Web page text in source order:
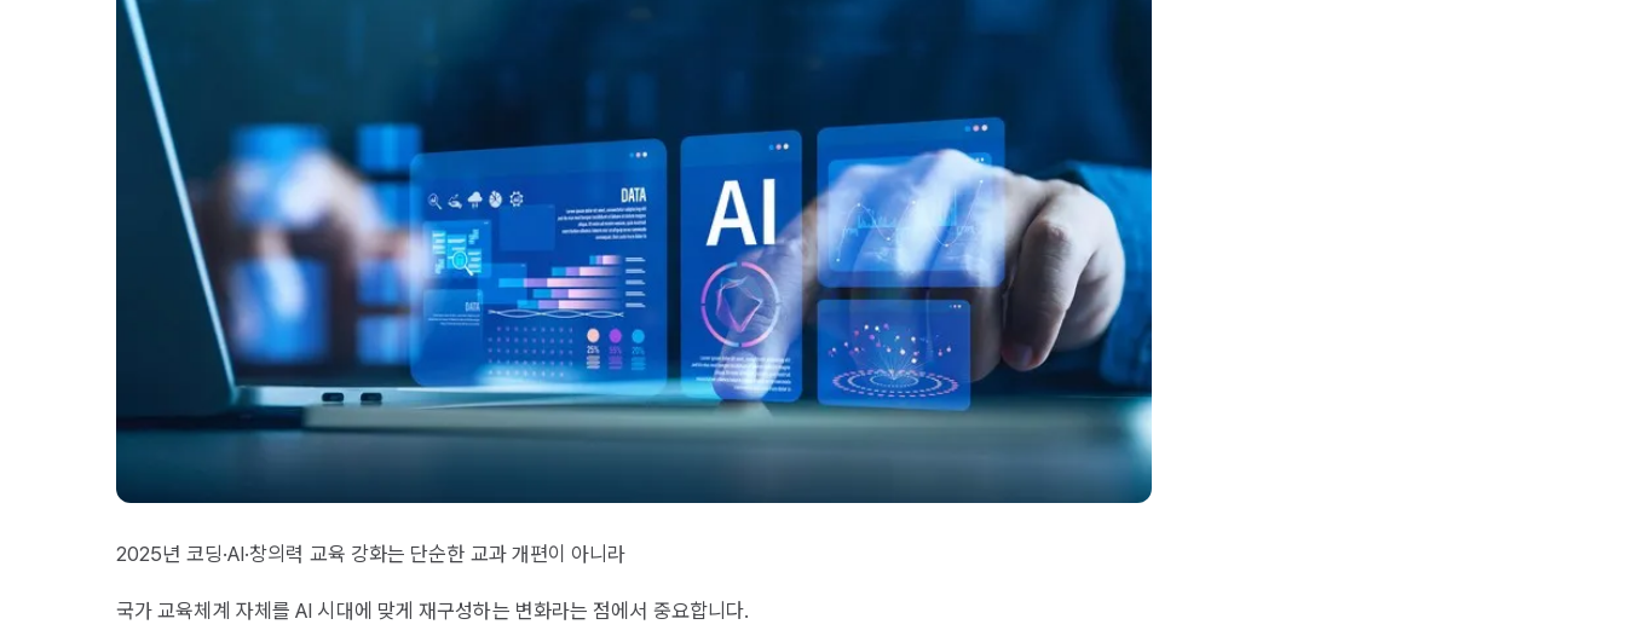
2025년 코딩·AI·창의력 교육 강화는 단순한 교과 개편이 아니라
국가 교육체계 자체를 AI 시대에 맞게 재구성하는 변화라는 점에서 중요합니다.